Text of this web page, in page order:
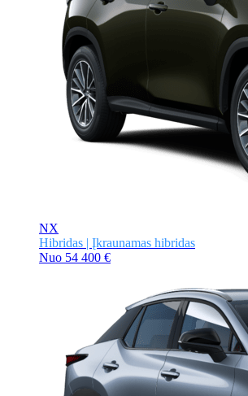
NX
Hibridas | Įkraunamas hibridas
Nuo 54 400 €